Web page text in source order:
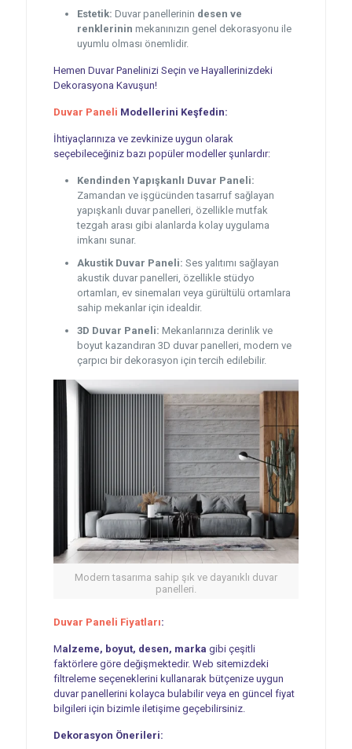
Estetik: Duvar panellerinin desen ve
renklerinin mekanınızın genel dekorasyonu ile
uyumlu olması önemlidir.
Hemen Duvar Panelinizi Seçin ve Hayallerinizdeki
Dekorasyona Kavuşun!
Duvar Paneli Modellerini Keşfedin:
İhtiyaçlarınıza ve zevkinize uygun olarak
seçebileceğiniz bazı popüler modeller şunlardır:
Kendinden Yapışkanlı Duvar Paneli:
Zamandan ve işgücünden tasarruf sağlayan
yapışkanlı duvar panelleri, özellikle mutfak
tezgah arası gibi alanlarda kolay uygulama
imkanı sunar.
Akustik Duvar Paneli: Ses yalıtımı sağlayan
akustik duvar panelleri, özellikle stüdyo
ortamları, ev sinemaları veya gürültülü ortamlara
sahip mekanlar için idealdir.
3D Duvar Paneli: Mekanlarınıza derinlik ve
boyut kazandıran 3D duvar panelleri, modern ve
çarpıcı bir dekorasyon için tercih edilebilir.
Modern tasarıma sahip şık ve dayanıklı duvar
panelleri.
Duvar Paneli Fiyatları:
Malzeme, boyut, desen, marka gibi çeşitli
faktörlere göre değişmektedir. Web sitemizdeki
filtreleme seçeneklerini kullanarak bütçenize uygun
duvar panellerini kolayca bulabilir veya en güncel fiyat
bilgileri için bizimle iletişime geçebilirsiniz.
Dekorasyon Önerileri: